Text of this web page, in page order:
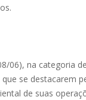
06), na categoria de
se destacarem
de suas